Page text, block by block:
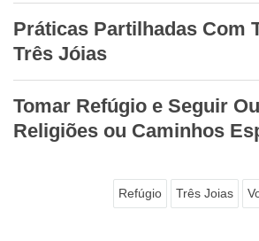
Práticas Partilhadas Com
Três Jóias
Tomar Refúgio e Seguir
Religiões ou Caminhos
Refúgio Três Joias